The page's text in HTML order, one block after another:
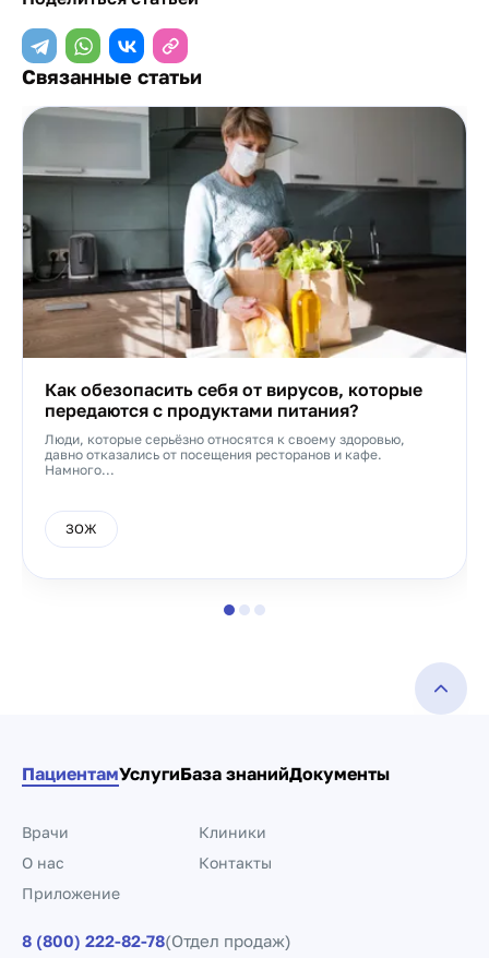
Связанные статьи
Как обезопасить себя от вирусов, которые
передаются с продуктами питания?
Люди, которые серьёзно относятся к своему здоровью,
давно отказались от посещения ресторанов и кафе.
Намного...
ЗОЖ
ПациентамУслугиБаза знанийДокументы
Врачи
Клиники
О нас
Контакты
Приложение
8 (800) 222-82-78(Отдел продаж)